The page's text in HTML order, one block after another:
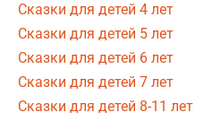
Сказки для детей 4 лет
Сказки для детей 5 лет
Сказки для детей 6 лет
Сказки для детей 7 лет
Сказки для детей 8-11 лет